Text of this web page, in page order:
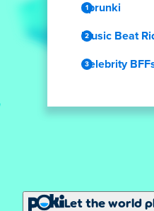
Sprunki
Music Beat
Celebrity
Let the world